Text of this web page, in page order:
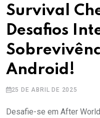
Survival
Desafios
Android!
25 DE ABRIL DE 2025
Desafie-se em After